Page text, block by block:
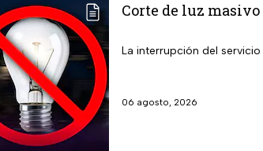
Corte de luz
La interrupción del
06 agosto, 2026